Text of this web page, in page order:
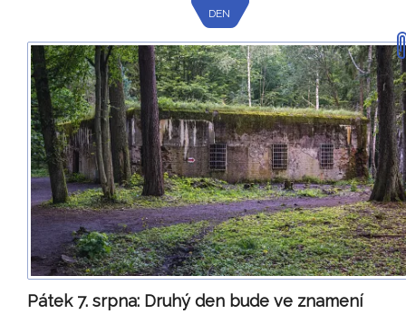
DEN
Pátek 7. srpna: Druhý den bude ve znamení